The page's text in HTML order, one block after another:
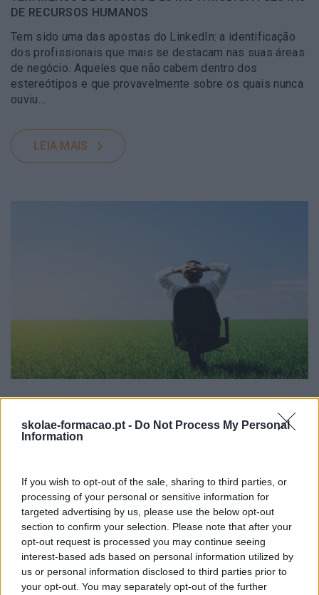
skolae-formacao.pt - Do Not Process My Personal
Information
If you wish to opt-out of the sale, sharing to third parties, or
processing of your personal or sensitive information for
targeted advertising by us, please use the below opt-out
section to confirm your selection. Please note that after your
opt-out request is processed you may continue seeing
interest-based ads based on personal information utilized by
us or personal information disclosed to third parties prior to
your opt-out. You may separately opt-out of the further
DE RECURSOS HUMANOS
Tem sido uma das apostas do LinkedIn: a identificação
dos profissionais que mais se destacam nas suas áreas
de negócio. Aqueles que não cabem dentro dos
estereótipos e que provavelmente sobre os quais nunca
ouviu…
LEIA MAIS
Há muitos anos que a maioria das empresas adotaram a
comunicação entre colaboradores, dizem, mas em 2016
são cada vez…
LEIA MAIS